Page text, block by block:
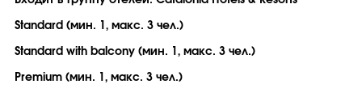
Standard (мин. 1, макс. 3 чел.)
Standard with balcony (мин. 1, макс. 3 чел.)
Premium (мин. 1, макс. 3 чел.)